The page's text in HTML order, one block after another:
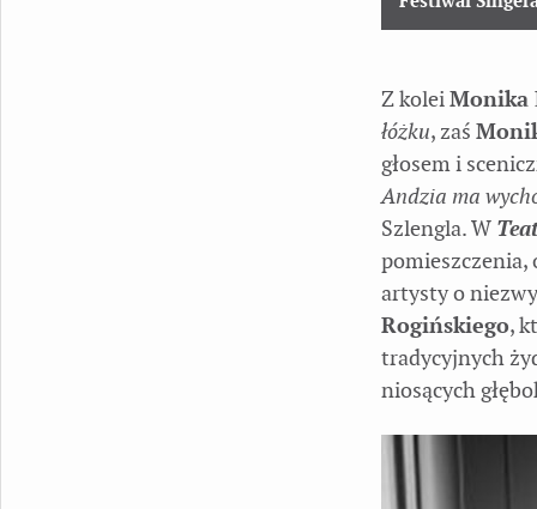
Z koleiMonika
łóżku, zaś
głosem i
Andzia ma
Szlengla. W
artysty o
Rogińskiego,
tradycyjnych
niosących